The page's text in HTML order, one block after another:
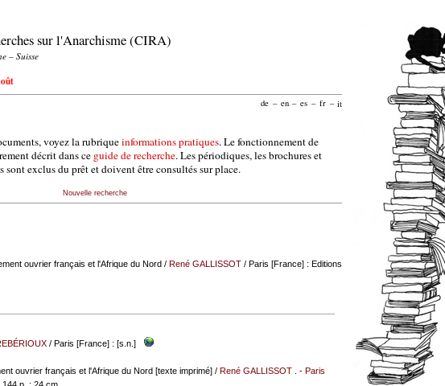
sur l'Anarchisme (CIRA)
– Suisse
de – en – es – fr – it
voyez la rubriqueinformations pratiques. Le fonctionnement de
décrit dans ce guide de recherche. Les périodiques, les brochures et
sont exclus du prêt et doivent être consultés sur place.
Nouvelle recherche
ouvrier français et l'Afrique du Nord/ René GALLISSOT/ Paris [France] : Editions
/ Paris [France] : [s.n.]
ouvrier français et l'Afrique du Nord [texte imprimé] /René GALLISSOT . -Paris